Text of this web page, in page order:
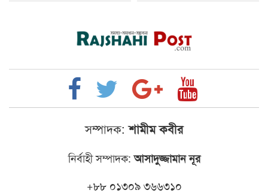
সম্পাদক: শামীম কবীর
নির্বাহী সম্পাদক:আসাদুজ্জামান নূর
+৮৮ ০১৩০৯ ৩৬৬৩১০